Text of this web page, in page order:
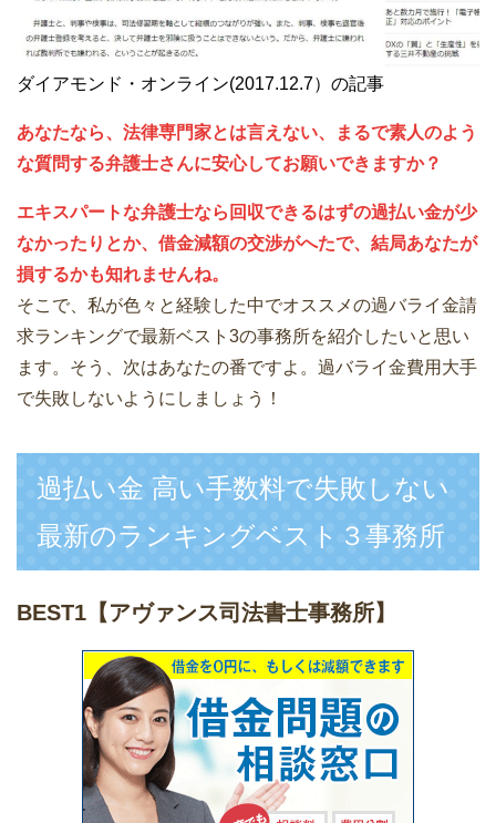
ダイアモンド・オンライン(2017.12.7）の記事
あなたなら、法律専門家とは言えない、まるで素人のよう
な質問する弁護士さんに安心してお願いできますか？
エキスパートな弁護士なら回収できるはずの過払い金が少
なかったりとか、借金減額の交渉がへたで、結局あなたが
損するかも知れませんね。
そこで、私が色々と経験した中でオススメの過バライ金請
求ランキングで最新ベスト3の事務所を紹介したいと思い
ます。そう、次はあなたの番ですよ。過バライ金費用大手
で失敗しないようにしましょう！
過払い金 高い手数料で失敗しない
最新のランキングベスト３事務所
BEST1 【アヴァンス司法書士事務所】